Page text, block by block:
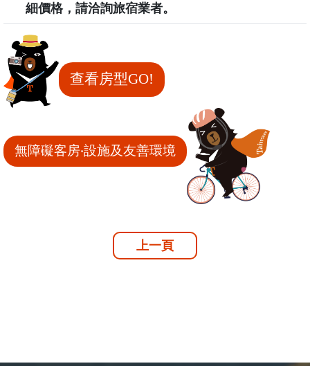
細價格，請洽詢旅宿業者。
查看房型GO!
無障礙客房‧設施及友善環境
上一頁